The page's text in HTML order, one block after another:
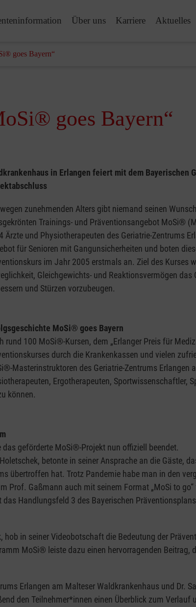
Über uns Karriere Aktuelles
goes Bayern“
goes Bayern“
in Erlangen feiert mit dem
zunehmenden Alters gibt niemand seinen
Trainings- und Präventionsangebot MoSi®
Ärzte und Physiotherapeuten des Geriatrie-Zentrums
für Senioren mit Gangunsicherheiten und boten
im Jahr 2005 erstmals an. Ziel des Kurses
Gleichgewichts- und Reaktionsvermögen
und Stürzen vorzubeugen.
MoSi® goes Bayern
rund 100 MoSi®-Kursen, dem „Erlanger Preis für
durch die Krankenkassen und vielen
Masterinstruktoren des Geriatrie-Zentrums Erlangen
Ergotherapeuten, Sportwissenschaftler,
können.
geförderte MoSi®-Projekt nun offiziell beendet.
betonte in seiner Ansprache an die Gäste,
übertroffen hat. Trotz Pandemie habe man in den
Prof. Gaßmann auch mit seinem Format „MoSi to
Handlungsfeld 3 des Bayerischen
hob in seiner Videobotschaft die Bedeutung der
MoSi® leiste dazu einen hervorragenden Beitrag,
Erlangen am Malteser Waldkrankenhaus und Dr.
den Teilnehmer*innen einen Überblick zum Verlauf